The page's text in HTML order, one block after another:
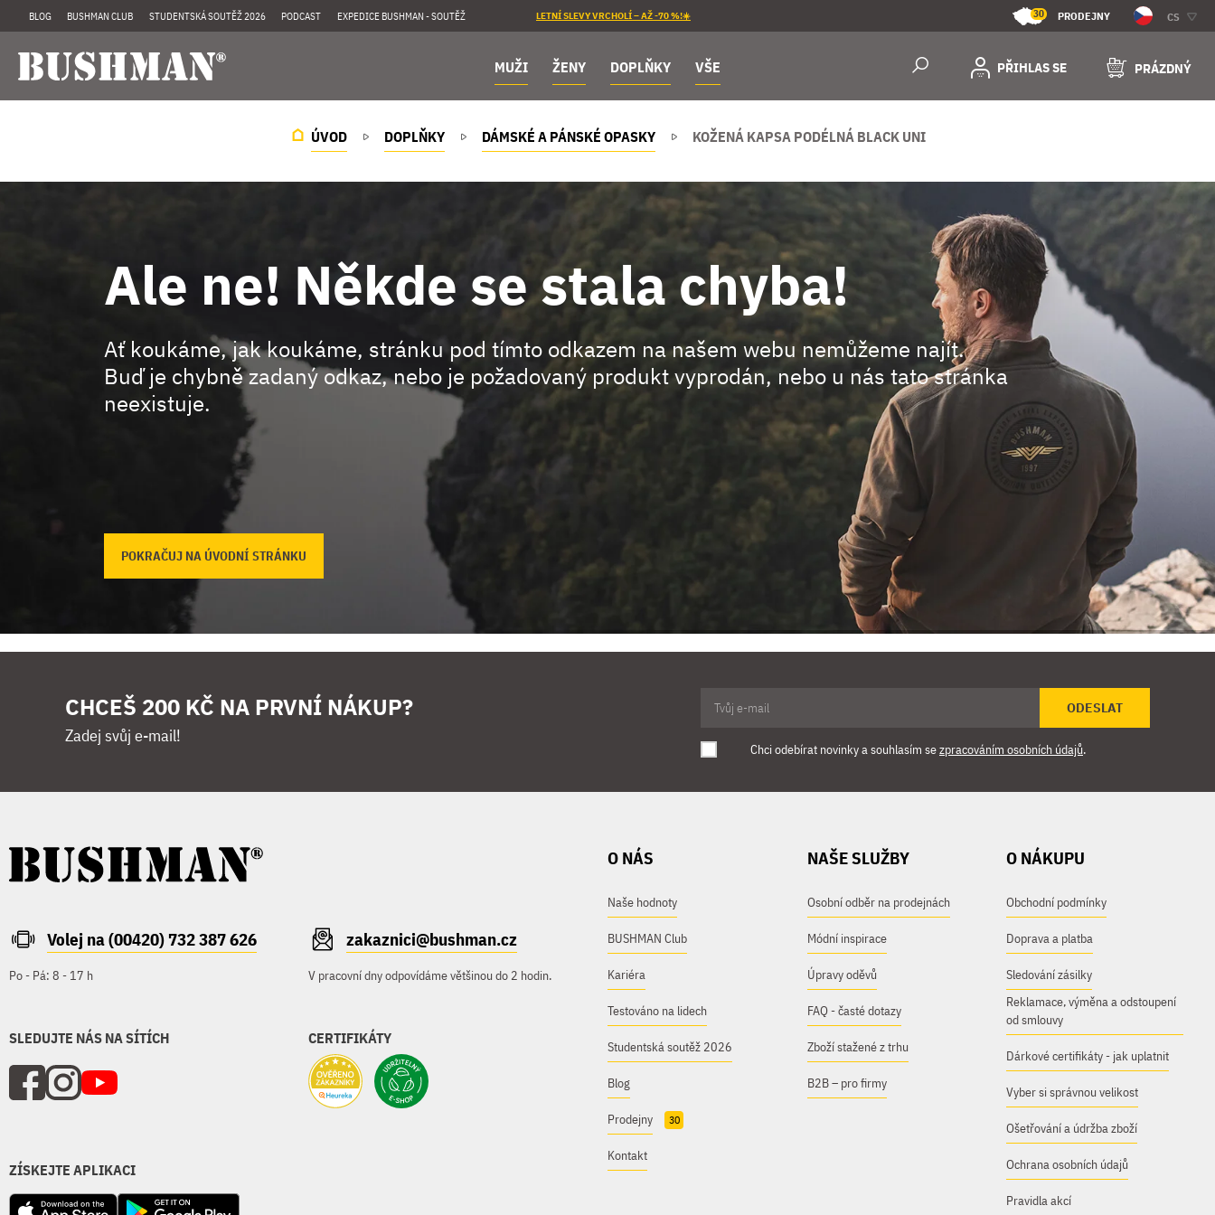
BLOG BUSHMAN CLUB STUDENTSKÁ SOUTĚŽ 2026 PODCAST EXPEDICE BUSHMAN - SOUTĚŽ LETNÍ SLEVY VRCHOLÍ – AŽ -70 %!☀️ 30 PRODEJNY CS
MUŽI ŽENY DOPLŇKY VŠE PŘIHLAS SE PRÁZDNÝ
ÚVOD DOPLŇKY DÁMSKÉ A PÁNSKÉ OPASKY KOŽENÁ KAPSA PODÉLNÁ BLACK UNI
Ale ne! Někde se stala chyba!
Ať koukáme, jak koukáme, stránku pod tímto odkazem na našem webu nemůžeme najít.
Buď je chybně zadaný odkaz, nebo je požadovaný produkt vyprodán, nebo u nás tato stránka
neexistuje.
POKRAČUJ NA ÚVODNÍ STRÁNKU
CHCEŠ 200 KČ NA PRVNÍ NÁKUP?
Zadej svůj e-mail!
ODESLAT
Chci odebírat novinky a souhlasím sezpracováním osobních údajů.
Volej na (00420) 732 387 626
Po - Pá: 8 - 17 h
zakaznici@bushman.cz
V pracovní dny odpovídáme většinou do 2 hodin.
SLEDUJTE NÁS NA SÍTÍCH CERTIFIKÁTY
ZÍSKEJTE APLIKACI
O NÁS
Naše hodnoty
BUSHMAN Club
Kariéra
Testováno na lidech
Studentská soutěž 2026
Blog
Prodejny 30
Kontakt
NAŠE SLUŽBY
Osobní odběr na prodejnách
Módní inspirace
Úpravy oděvů
FAQ - časté dotazy
Zboží stažené z trhu
B2B – pro firmy
O NÁKUPU
Obchodní podmínky
Doprava a platba
Sledování zásilky
Reklamace, výměna a odstoupení
od smlouvy
Dárkové certifikáty - jak uplatnit
Vyber si správnou velikost
Ošetřování a údržba zboží
Ochrana osobních údajů
Pravidla akcí